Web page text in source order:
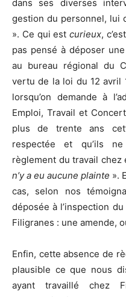
dans ses diverses
gestion du personnel, lui
». Ce qui estcurieux,
pas pensé à déposer
au bureau régional du
vertu de la loi du 12 avril
lorsqu’on demande à
Emploi, Travail et
plus de trente ans
respectée et qu’ils
règlement du travail
n’y a eu aucune plainte ».
cas, selon nos
déposée à l’inspection
Filigranes : une amende,
Enfin, cette absence de
plausible ce que nous
ayant travaillé chez